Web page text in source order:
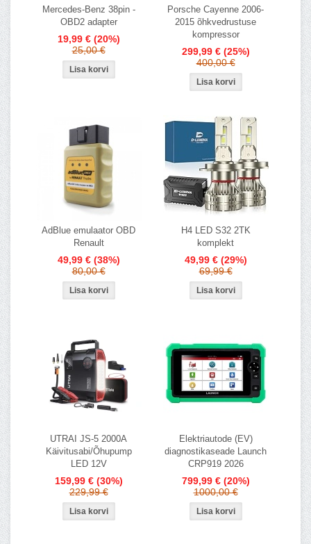
Mercedes-Benz 38pin -
OBD2 adapter
19,99 € (20%)
25,00 €
Porsche Cayenne 2006-
2015 õhkvedrustuse
kompressor
299,99 € (25%)
400,00 €
AdBlue emulaator OBD
Renault
49,99 € (38%)
80,00 €
H4 LED S32 2TK
komplekt
49,99 € (29%)
69,99 €
UTRAI JS-5 2000A
Käivitusabi/Õhupump
LED 12V
159,99 € (30%)
229,99 €
Elektriautode (EV)
diagnostikaseade Launch
CRP919 2026
799,99 € (20%)
1000,00 €